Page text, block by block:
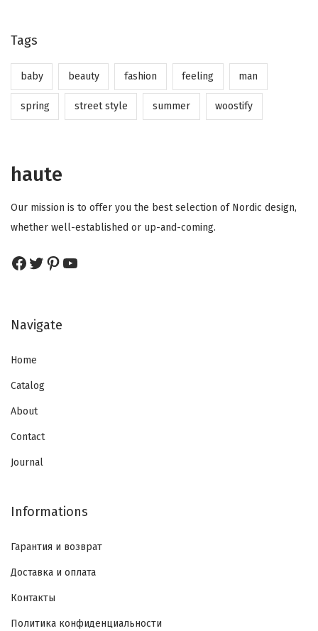
Tags
baby beauty fashion feeling man
spring street style summer woostify
haute
Our mission is to offer you the best selection of Nordic design,
whether well-established or up-and-coming.
Navigate
Home
Catalog
About
Contact
Journal
Informations
Гарантия и возврат
Доставка и оплата
Контакты
Политика конфиденциальности